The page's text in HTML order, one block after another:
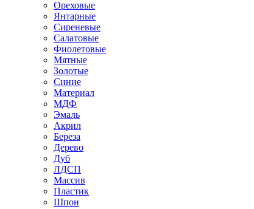
Ореховые
Янтарные
Сиреневые
Салатовые
Фиолетовые
Мятные
Золотые
Синие
Материал
МДФ
Эмаль
Акрил
Береза
Дерево
Дуб
ЛДСП
Массив
Пластик
Шпон